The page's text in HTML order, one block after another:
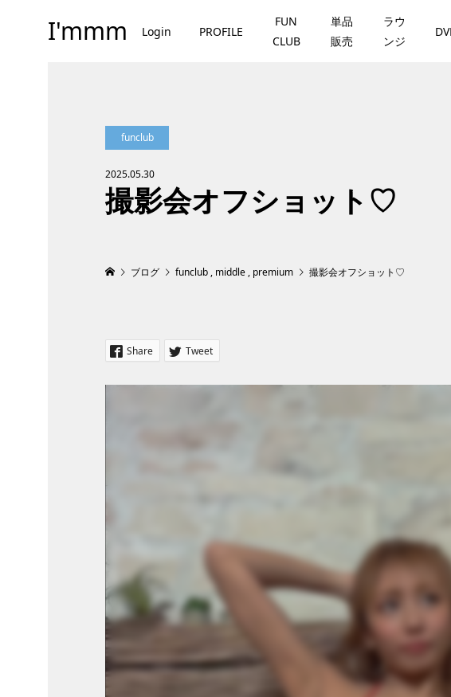
I'mmm Login PROFILE
FUN
CLUB
単品
販売
ラウ
ンジ
funclub
2025.05.30
撮影会オフショット♡
ブログ funclub , middle , premium 撮影会オフショット♡
Share Tweet